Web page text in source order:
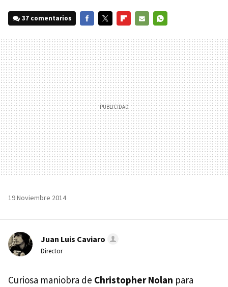
37 comentarios
MAIL
19 Noviembre 2014
Juan Luis Caviaro
Director
Curiosa maniobra de Christopher Nolan para